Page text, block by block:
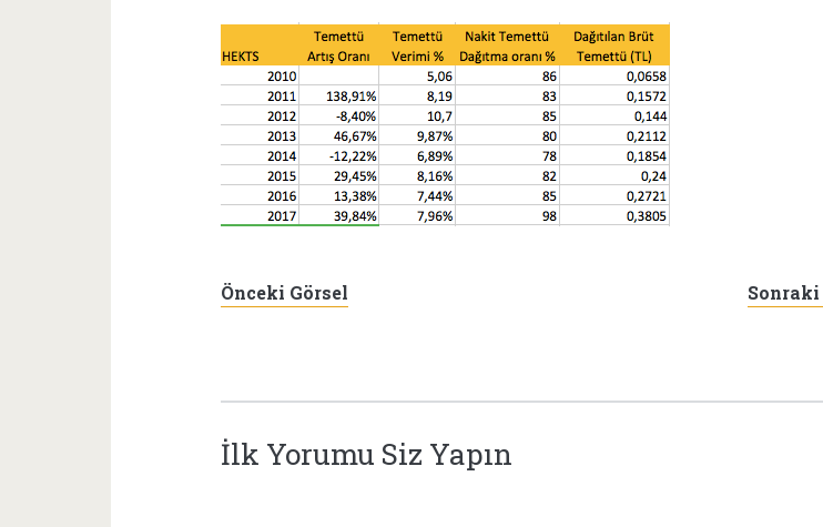
Önceki Görsel Sonraki
İlk Yorumu Siz Yapın